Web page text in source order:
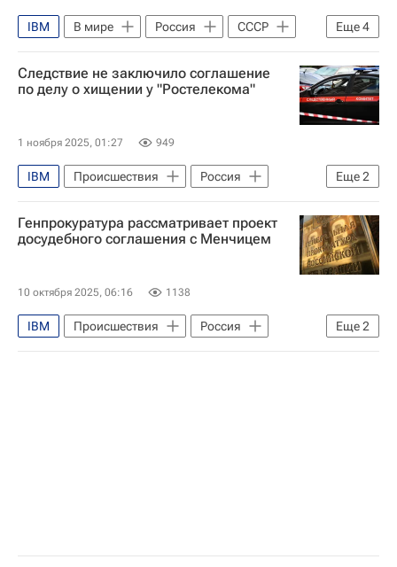
Еще4
IBM В мире Россия
СССР
США
Герман Клименко
Владимир Путин
Евросоюз
Следствие не заключило соглашение
по делу о хищении у "Ростелекома"
1 ноября 2025, 01:27 949
Еще2
IBM Происшествия
Россия
Ростелеком
Генеральная прокуратура РФ
Генпрокуратура рассматривает проект
досудебного соглашения с Менчицем
10 октября 2025, 06:16 1138
Еще2
IBM Происшествия
Россия
Ростелеком